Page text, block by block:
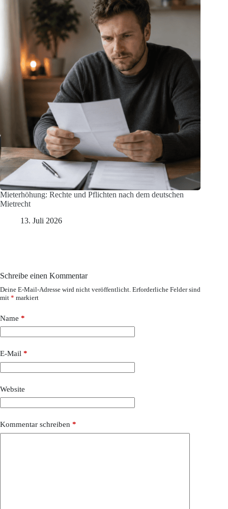
Mieterhöhung: Rechte und Pflichten nach dem deutschen
Mietrecht
13. Juli 2026
Schreibe einen Kommentar
Deine E-Mail-Adresse wird nicht veröffentlicht. Erforderliche Felder sind
mit * markiert
Name *
E-Mail *
Website
Kommentar schreiben *